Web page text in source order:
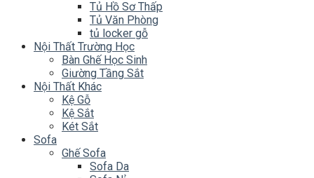
Tủ Hồ Sơ Thấp
Tủ Văn Phòng
tủ locker gỗ
Nội Thất Trường Học
Bàn Ghế Học Sinh
Giường Tầng Sắt
Nội Thất Khác
Kệ Gỗ
Kệ Sắt
Két Sắt
Sofa
Ghế Sofa
Sofa Da